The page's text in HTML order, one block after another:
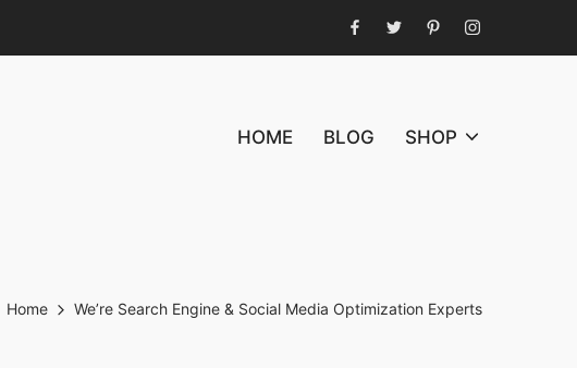
FacebookTwitterPinterestInstagram
HOME BLOG SHOP
Home We’re Search Engine & Social Media Optimization Experts